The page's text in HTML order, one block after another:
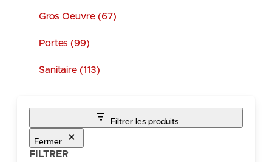
Gros Oeuvre (67)
Portes (99)
Sanitaire (113)
Filtrer les produits
Fermer
FILTRER